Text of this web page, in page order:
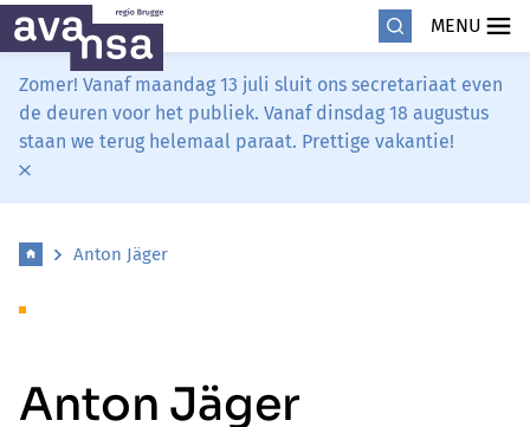
MENU
Zomer! Vanaf maandag 13 juli sluit ons secretariaat even
de deuren voor het publiek. Vanaf dinsdag 18 augustus
staan we terug helemaal paraat. Prettige vakantie!
Anton Jäger
Anton Jäger